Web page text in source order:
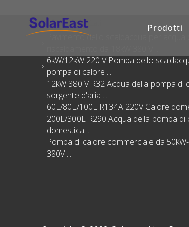
Prodotti
Prodotti consigliati
Pavimento dello scaldacqua per acqua di
6kW/12kW 220 V Pompa dello
pompa di calore ...
12kW 380 V R32 Acqua della pompa di
sorgente d'aria ...
60L/80L/100L R134A 220V Calore
200L/300L R290 Acqua della pompa di
domestica ...
Pompa di calore commerciale da
380V ...